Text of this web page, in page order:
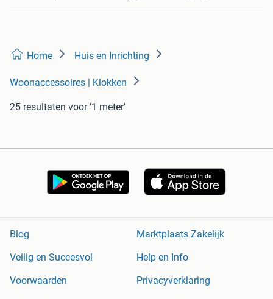
Home Huis en Inrichting
Woonaccessoires | Klokken
25 resultaten voor '1 meter'
Blog
Marktplaats Zakelijk
Veilig en Succesvol
Help en Info
Voorwaarden
Privacyverklaring